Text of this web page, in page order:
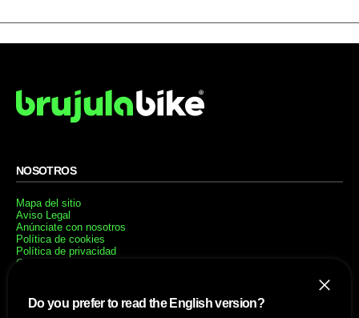
NOSOTROS
Mapa del sitio
Aviso Legal
Anúnciate con nosotros
Política de cookies
Política de privacidad
Contacto
WEBS AMIGAS
Do you prefer to read the English version?